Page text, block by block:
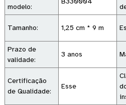
modelo:
Tamanho: 1,25 cm * 9 m
Prazo de
validade:
3 anos
Certificação
de Qualidade:
Esse